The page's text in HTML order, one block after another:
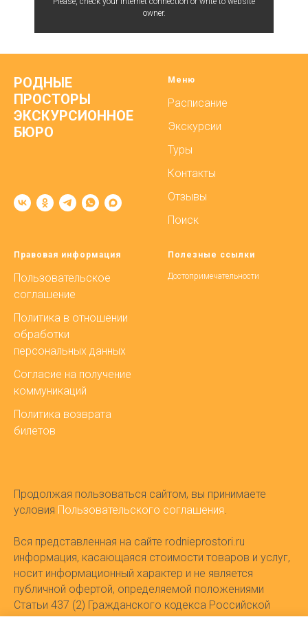
owner.
РОДНЫЕ
ПРОСТОРЫ
ЭКСКУРСИОННОЕ
БЮРО
Меню
Расписание
Экскурсии
Туры
Контакты
Отзывы
Поиск
Правовая информация
Пользовательское
соглашение
Политика в отношении
обработки
персональных данных
Согласие на получение
коммуникаций
Политика возврата
билетов
Полезные ссылки
Достопримечательности
Продолжая пользоваться сайтом, вы принимаете
условия Пользовательского соглашения.
Вся представленная на сайте rodnieprostori.ru
информация, касающаяся стоимости товаров и услуг,
носит информационный характер и не является
публичной офертой, определяемой положениями
Статьи 437 (2) Гражданского кодекса Российской